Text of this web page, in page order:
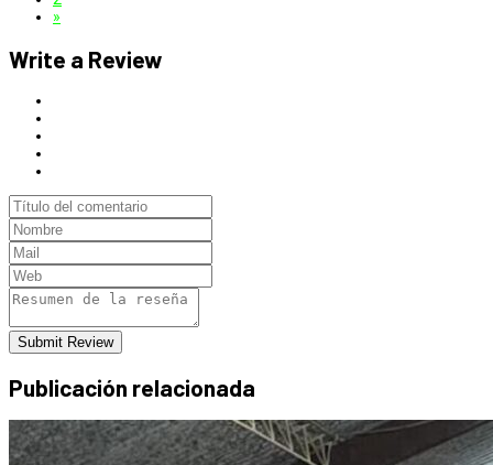
»
Write a Review
Submit Review
Publicación relacionada